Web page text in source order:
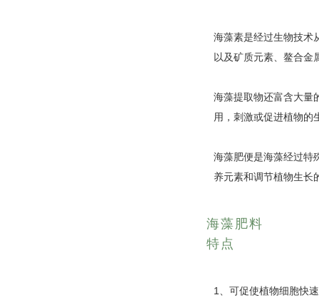
海藻素是经过生物技术
以及矿质元素、鳌合金
海藻提取物还富含大量
用，刺激或促进植物的
海藻肥便是海藻经过特
养元素和调节植物生长
海藻肥料
特点
1、可促使植物细胞快